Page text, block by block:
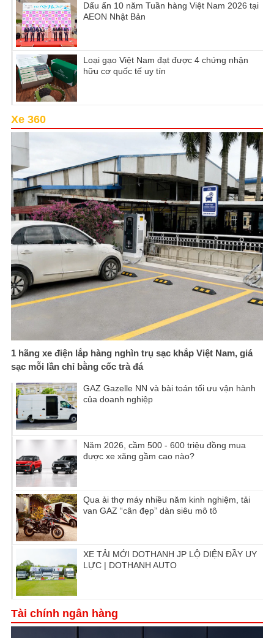
Dấu ấn 10 năm Tuần hàng Việt Nam 2026 tại
AEON Nhật Bản
Loại gạo Việt Nam đạt được 4 chứng nhận
hữu cơ quốc tế uy tín
Xe 360
1 hãng xe điện lắp hàng nghìn trụ sạc khắp Việt Nam, giá
sạc mỗi lần chỉ bằng cốc trà đá
GAZ Gazelle NN và bài toán tối ưu vận hành
của doanh nghiệp
Năm 2026, cầm 500 - 600 triệu đồng mua
được xe xăng gầm cao nào?
Qua ải thợ máy nhiều năm kinh nghiệm, tải
van GAZ “cân đẹp” dàn siêu mô tô
XE TẢI MỚI DOTHANH JP LỘ DIỆN ĐẦY UY
LỰC | DOTHANH AUTO
Tài chính ngân hàng